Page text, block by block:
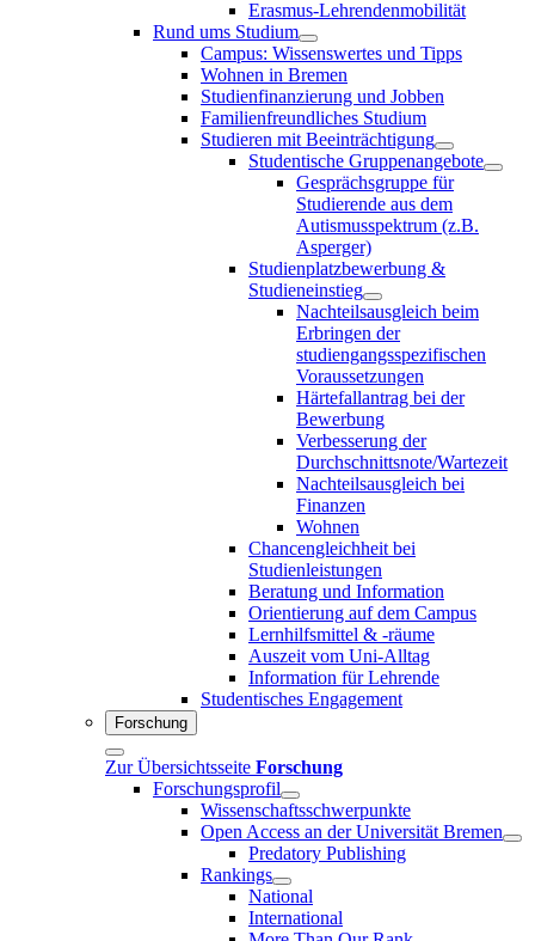
Erasmus-Lehrendenmobilität
Rund ums Studium
Campus: Wissenswertes und Tipps
Wohnen in Bremen
Studienfinanzierung und Jobben
Familienfreundliches Studium
Studieren mit Beeinträchtigung
Studentische Gruppenangebote
Gesprächsgruppe für
Studierende aus dem
Autismusspektrum (z.B.
Asperger)
Studienplatzbewerbung &
Studieneinstieg
Nachteilsausgleich beim
Erbringen der
studiengangsspezifischen
Voraussetzungen
Härtefallantrag bei der
Bewerbung
Verbesserung der
Durchschnittsnote/Wartezeit
Nachteilsausgleich bei
Finanzen
Wohnen
Chancengleichheit bei
Studienleistungen
Beratung und Information
Orientierung auf dem Campus
Lernhilfsmittel & -räume
Auszeit vom Uni-Alltag
Information für Lehrende
Studentisches Engagement
Forschung
Zur Übersichtsseite Forschung
Forschungsprofil
Wissenschaftsschwerpunkte
Open Access an der Universität Bremen
Predatory Publishing
Rankings
National
International